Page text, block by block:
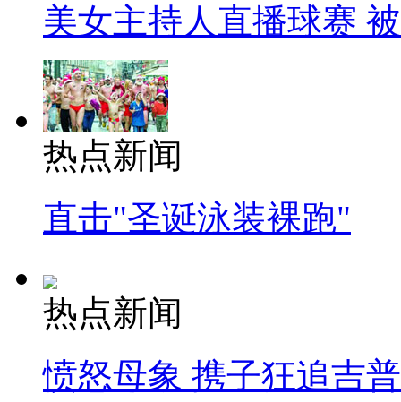
美女主持人直播球赛
热点新闻
直击"圣诞泳装裸跑"
热点新闻
愤怒母象 携子狂追吉